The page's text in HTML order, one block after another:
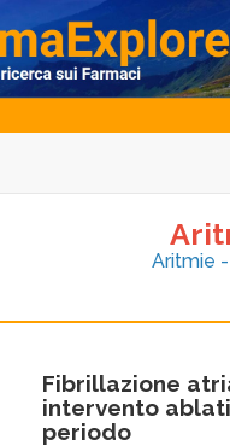
Aritmie
Fibrillazione
intervento
periodo